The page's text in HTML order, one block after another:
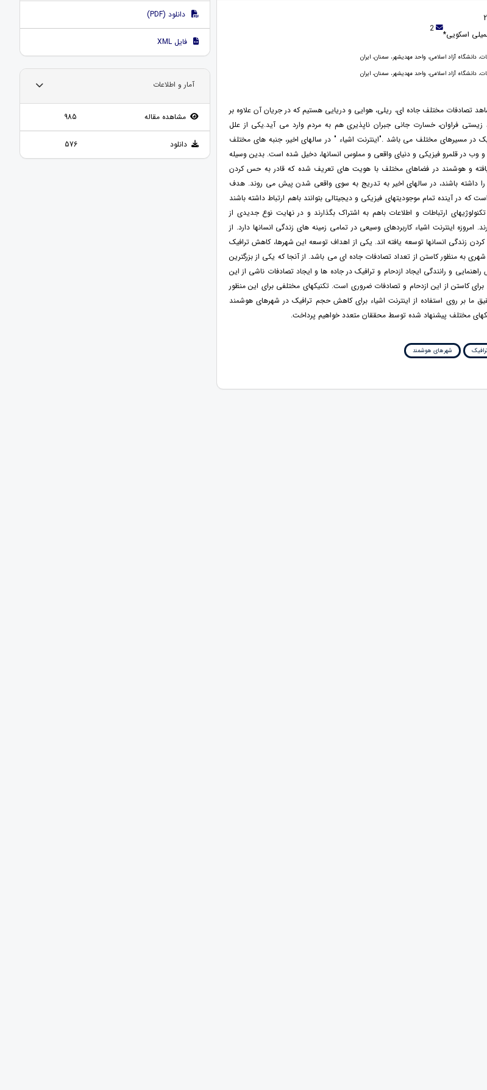
اسکویی* 2
دانشگاه آزاد اسلامی، واحد مهدیشهر، سمنان، ایران
دانشگاه آزاد اسلامی، واحد مهدیشهر، سمنان، ایران
تصادفات مختلف جاده ای، ریلی، هوایی و دریایی هستیم که در جریان آن علاوه بر
فراوان، خسارت جانی جبران ناپذیری هم به مردم وارد می آید.یکی از علل
در مسیرهای مختلف می باشد ."اینترنت اشیاء " در سالهای اخیر، جنبه های مختلف
وب در قلمرو فیزیکی و دنیای واقعی و مملوس انسانها، دخیل شده است. بدین وسیله
و هوشمند در فضاهای مختلف با هویت های تعریف شده که قادر به حس کردن
داشته باشند، در سالهای اخیر به تدریج به سوی واقعی شدن پیش می روند. هدف
که در آینده تمام موجودیتهای فیزیکی و دیجیتالی بتوانند باهم ارتباط داشته باشند
ارتباطات و اطلاعات باهم به اشتراک بگذارند و در نهایت نوع جدیدی از
امروزه اینترنت اشیاء کاربردهای وسیعی در تمامی زمینه های زندگی انسانها دارد. از
زندگی انسانها توسعه یافته اند. یکی از اهداف توسعه این شهرها، کاهش ترافیک
به منظور کاستن از تعداد تصادفات جاده ای می باشد. از آنجا که یکی از بزرگترین
راهنمایی و رانندگی ایجاد ازدحام و ترافیک در جاده ها و ایجاد تصادفات ناشی از این
برای کاستن از این ازدحام و تصادفات ضروری است. تکنیکهای مختلفی برای این منظور
ما بر روی استفاده از اینترنت اشیاء برای کاهش حجم ترافیک در شهرهای هوشمند
مختلف پیشنهاد شده توسط محققان متعدد خواهیم پرداخت.
شهرهای هوشمند
دانلود (PDF)
فایل XML
آمار و اطلاعات
مشاهده مقاله 985
دانلود 576